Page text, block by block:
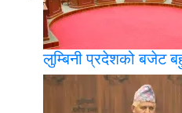
लुम्बिनी प्रदेशको बजेट